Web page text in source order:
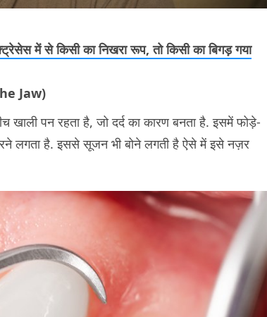
में से किसी का निखरा रूप, तो किसी का बिगड़ गया
Jaw)
खाली पन रहता है, जो दर्द का कारण बनता है. इसमें फोड़े-
लगता है. इससे सूजन भी बोने लगती है ऐसे में इसे नज़र